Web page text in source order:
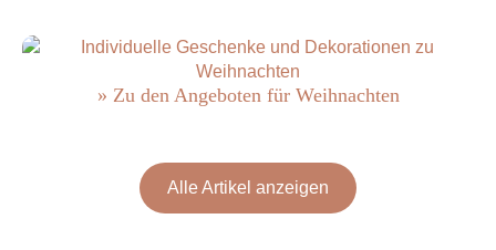
» Zu den Angeboten für Weihnachten
Alle Artikel anzeigen